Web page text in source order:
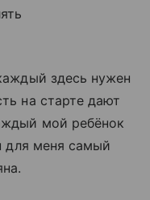
здесь нужен
на старте дают
мой ребёнок
для меня самый